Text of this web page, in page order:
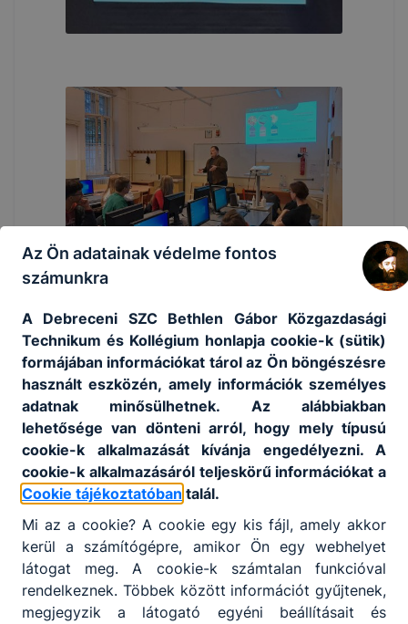
Az Ön adatainak védelme fontos
számunkra
A Debreceni SZC Bethlen Gábor Közgazdasági
Technikum és Kollégium honlapja cookie-k (sütik)
formájában információkat tárol az Ön böngészésre
használt eszközén, amely információk személyes
adatnak minősülhetnek. Az alábbiakban
lehetősége van dönteni arról, hogy mely típusú
cookie-k alkalmazását kívánja engedélyezni. A
cookie-k alkalmazásáról teljeskörű információkat a
Cookie tájékoztatóban talál.
Mi az a cookie? A cookie egy kis fájl, amely akkor
kerül a számítógépre, amikor Ön egy webhelyet
látogat meg. A cookie-k számtalan funkcióval
rendelkeznek. Többek között információt gyűjtenek,
megjegyzik a látogató egyéni beállításait és